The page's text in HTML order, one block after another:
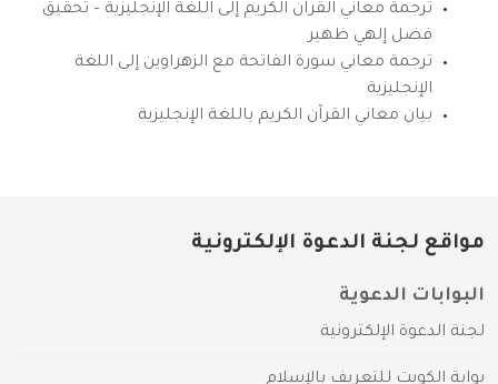
ترجمة معاني القرآن الكريم إلى اللغة الإنجليزية – تحقيق
فضل إلهي ظهير
ترجمة معاني سورة الفاتحة مع الزهراوين إلى اللغة
الإنجليزية
بيان معاني القرآن الكريم باللغة الإنجليزية
مواقع لجنة الدعوة الإلكترونية
البوابات الدعوية
لجنة الدعوة الإلكترونية
بوابة الكويت للتعريف بالإسلام